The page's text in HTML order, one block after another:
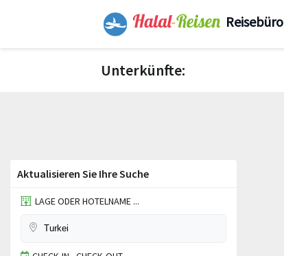
Reisebüro
Unterkünfte:
Aktualisieren Sie Ihre Suche
LAGE ODER HOTELNAME ...